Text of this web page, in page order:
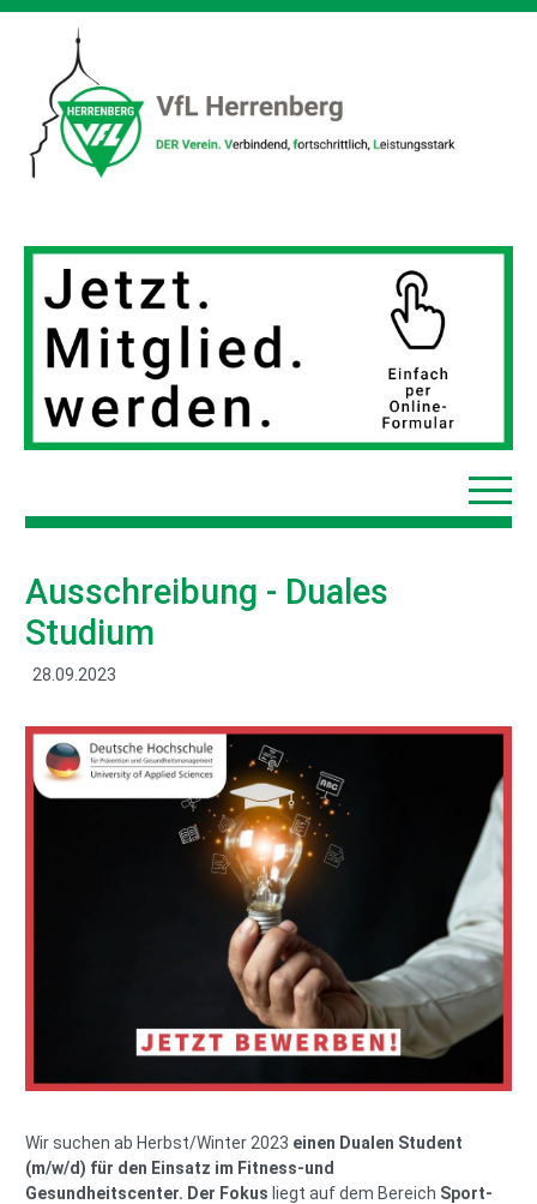
Ausschreibung - Duales
Studium
28.09.2023
Wir suchen ab Herbst/Winter 2023 einen Dualen Student
(m/w/d) für den Einsatz im Fitness-und
Gesundheitscenter. Der Fokus liegt auf dem Bereich Sport-